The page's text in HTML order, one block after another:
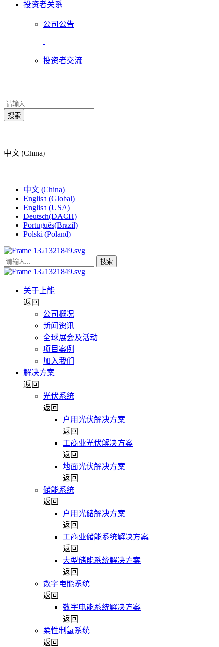
投资者关系
公司公告
投资者交流
搜索
中文 (China)
中文 (China)
English (Global)
English (USA)
Deutsch(DACH)
Português(Brazil)
Polski (Poland)
搜索
关于上能
返回
公司概况
新闻资讯
全球展会及活动
项目案例
加入我们
解决方案
返回
光伏系统
返回
户用光伏解决方案
返回
工商业光伏解决方案
返回
地面光伏解决方案
返回
储能系统
返回
户用光储解决方案
返回
工商业储能系统解决方案
返回
大型储能系统解决方案
返回
数字电能系统
返回
数字电能系统解决方案
返回
柔性制氢系统
返回